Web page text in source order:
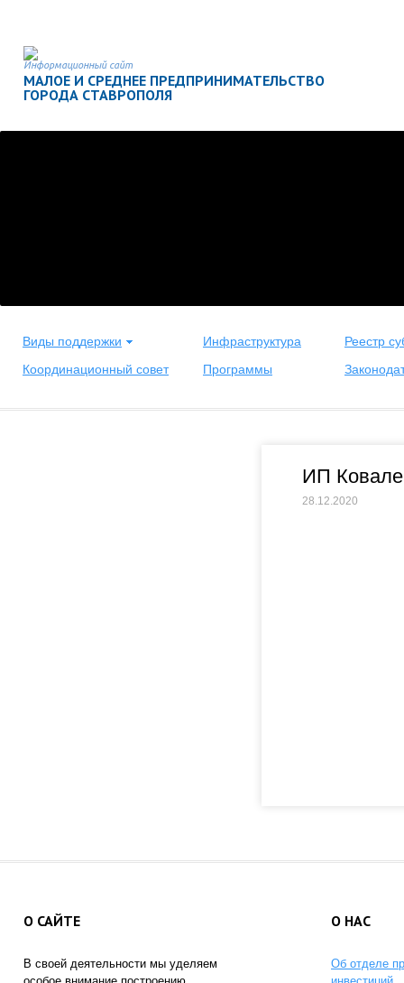
Информационный сайт
МАЛОЕ И СРЕДНЕЕ ПРЕДПРИНИМАТЕЛЬСТВО
ГОРОДА СТАВРОПОЛЯ
Виды поддержки Инфраструктура
Реестр
Координационный совет
Программы
ИП
28.12.2020
О САЙТЕ
В своей деятельности мы уделяем
О НАС
Об отделе